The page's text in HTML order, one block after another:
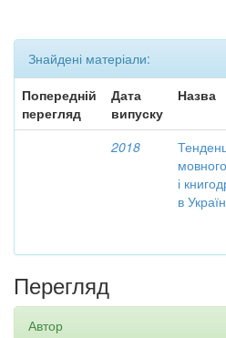
Знайдені матеріали:
Попередній
перегляд
Дата
випуску
Назва
2018
і
в
Перегляд
Автор